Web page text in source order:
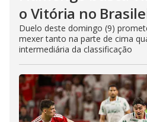
o Vitória no
Duelo deste domingo (9)
mexer tanto na parte de cima
intermediária da classificação